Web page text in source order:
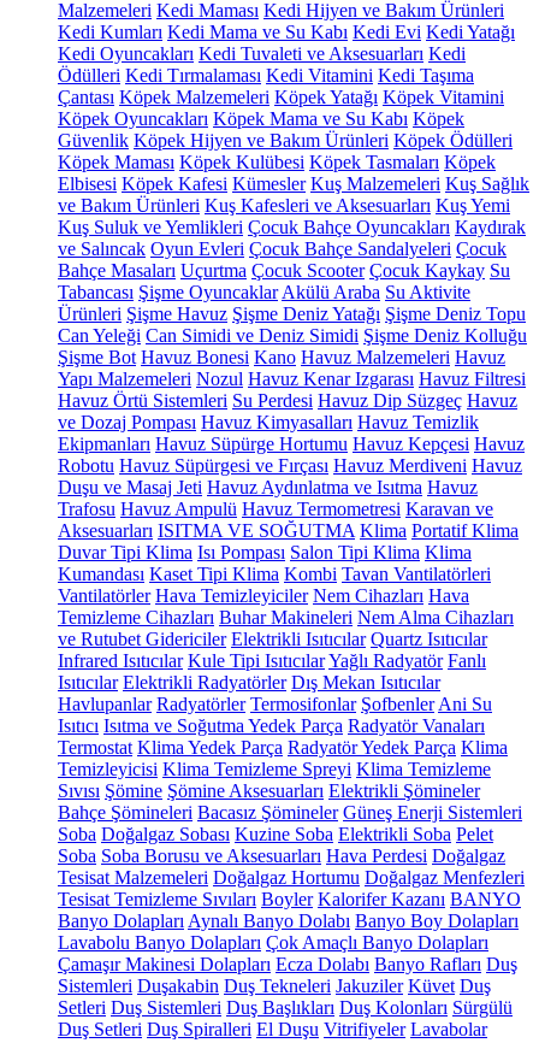
Malzemeleri Kedi Maması Kedi Hijyen ve Bakım Ürünleri
Kedi Kumları Kedi Mama ve Su Kabı Kedi Evi Kedi Yatağı
Kedi Oyuncakları Kedi Tuvaleti ve Aksesuarları Kedi
Ödülleri Kedi Tırmalaması Kedi Vitamini Kedi Taşıma
Çantası Köpek Malzemeleri Köpek Yatağı Köpek Vitamini
Köpek Oyuncakları Köpek Mama ve Su Kabı Köpek
Güvenlik Köpek Hijyen ve Bakım Ürünleri Köpek Ödülleri
Köpek Maması Köpek Kulübesi Köpek Tasmaları Köpek
Elbisesi Köpek Kafesi Kümesler Kuş Malzemeleri Kuş Sağlık
ve Bakım Ürünleri Kuş Kafesleri ve Aksesuarları Kuş Yemi
Kuş Suluk ve Yemlikleri Çocuk Bahçe Oyuncakları Kaydırak
ve Salıncak Oyun Evleri Çocuk Bahçe Sandalyeleri Çocuk
Bahçe Masaları Uçurtma Çocuk Scooter Çocuk Kaykay Su
Tabancası Şişme Oyuncaklar Akülü Araba Su Aktivite
Ürünleri Şişme Havuz Şişme Deniz Yatağı Şişme Deniz Topu
Can Yeleği Can Simidi ve Deniz Simidi Şişme Deniz Kolluğu
Şişme Bot Havuz Bonesi Kano Havuz Malzemeleri Havuz
Yapı Malzemeleri Nozul Havuz Kenar Izgarası Havuz Filtresi
Havuz Örtü Sistemleri Su Perdesi Havuz Dip Süzgeç Havuz
ve Dozaj Pompası Havuz Kimyasalları Havuz Temizlik
Ekipmanları Havuz Süpürge Hortumu Havuz Kepçesi Havuz
Robotu Havuz Süpürgesi ve Fırçası Havuz Merdiveni Havuz
Duşu ve Masaj Jeti Havuz Aydınlatma ve Isıtma Havuz
Trafosu Havuz Ampulü Havuz Termometresi Karavan ve
Aksesuarları ISITMA VE SOĞUTMA Klima Portatif Klima
Duvar Tipi Klima Isı Pompası Salon Tipi Klima Klima
Kumandası Kaset Tipi Klima Kombi Tavan Vantilatörleri
Vantilatörler Hava Temizleyiciler Nem Cihazları Hava
Temizleme Cihazları Buhar Makineleri Nem Alma Cihazları
ve Rutubet Gidericiler Elektrikli Isıtıcılar Quartz Isıtıcılar
Infrared Isıtıcılar Kule Tipi IsıtıcılarYağlı Radyatör Fanlı
Isıtıcılar Elektrikli Radyatörler Dış Mekan Isıtıcılar
Havlupanlar Radyatörler Termosifonlar Şofbenler Ani Su
Isıtıcı Isıtma ve Soğutma Yedek Parça Radyatör Vanaları
Termostat Klima Yedek Parça Radyatör Yedek Parça Klima
Temizleyicisi Klima Temizleme Spreyi Klima Temizleme
Sıvısı Şömine Şömine Aksesuarları Elektrikli Şömineler
Bahçe Şömineleri Bacasız Şömineler Güneş Enerji Sistemleri
Soba Doğalgaz Sobası Kuzine Soba Elektrikli Soba Pelet
Soba Soba Borusu ve Aksesuarları Hava Perdesi Doğalgaz
Tesisat Malzemeleri Doğalgaz Hortumu Doğalgaz Menfezleri
Tesisat Temizleme Sıvıları Boyler Kalorifer Kazanı BANYO
Banyo Dolapları Aynalı Banyo Dolabı Banyo Boy Dolapları
Lavabolu Banyo Dolapları Çok Amaçlı Banyo Dolapları
Çamaşır Makinesi Dolapları Ecza Dolabı Banyo Rafları Duş
Sistemleri Duşakabin Duş Tekneleri Jakuziler Küvet Duş
Setleri Duş Sistemleri Duş Başlıkları Duş Kolonları Sürgülü
Duş Setleri Duş Spiralleri El Duşu Vitrifiyeler Lavabolar